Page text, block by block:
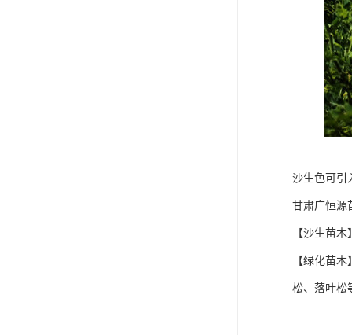
沙生色可引
甘肃广恒源
【沙生苗
【绿化苗
松、落叶松